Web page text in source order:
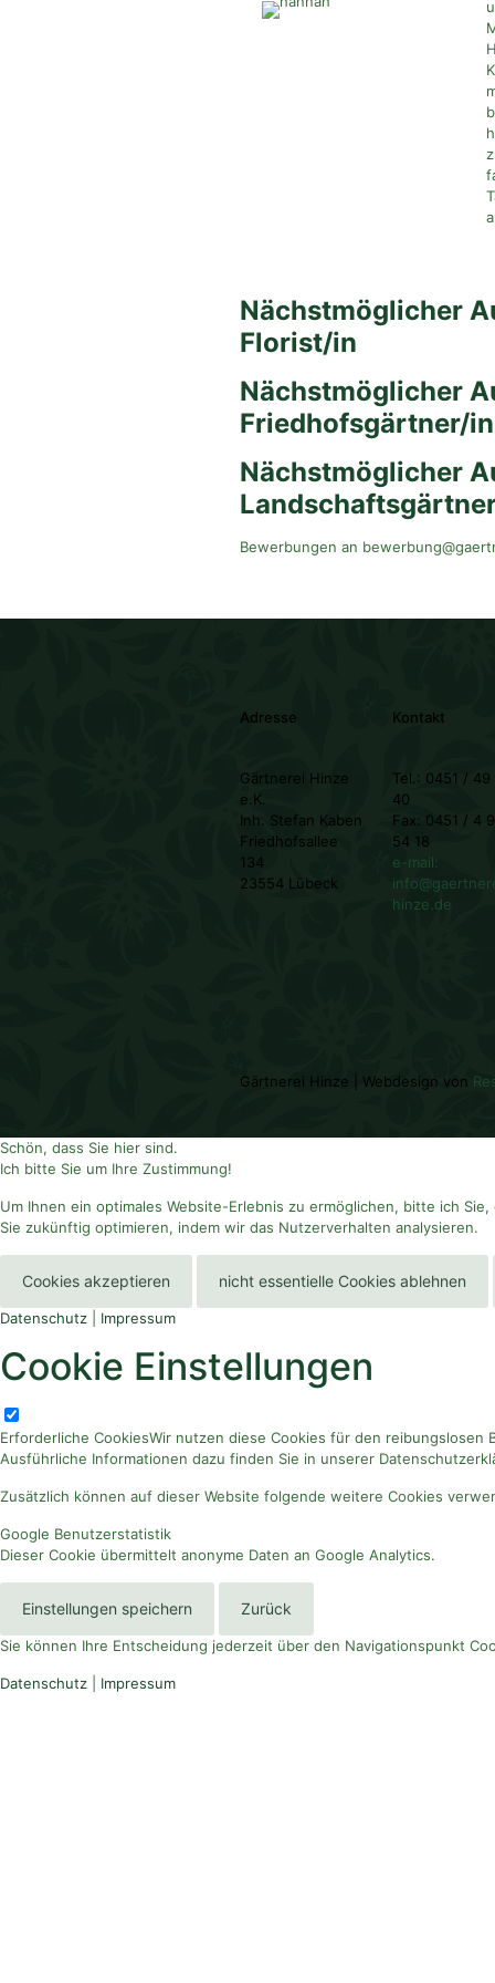
Nächstmöglicher
Florist/in
Nächstmöglicher
Nächstmöglicher
Bewerbungen an
Adresse
Gärtnerei Hinze
e.K.
Inh. Stefan Kaben
Friedhofsallee
134
23554 Lübeck
Kontakt
Tel.: 0451 / 49
40
Fax: 0451 / 4
54 18
e-mail:
hinze.de
Gärtnerei Hinze | Webdesign von
Schön, dass Sie hier sind.
Ich bitte Sie um Ihre Zustimmung!
Um Ihnen ein optimales Website-Erlebnis zu ermöglichen, bitte ich
Sie zukünftig optimieren, indem wir das Nutzerverhalten analysieren.
Cookies akzeptieren nicht essentielle Cookies ablehnen
Datenschutz Impressum
Cookie Einstellungen
Erforderliche CookiesWir nutzen diese Cookies für den reibungslosen
Ausführliche Informationen dazu finden Sie in unserer
Zusätzlich können auf dieser Website folgende weitere Cookies
Google Benutzerstatistik
Dieser Cookie übermittelt anonyme Daten an Google Analytics.
Einstellungen speichern Zurück
Sie können Ihre Entscheidung jederzeit über den Navigationspunkt
Datenschutz Impressum